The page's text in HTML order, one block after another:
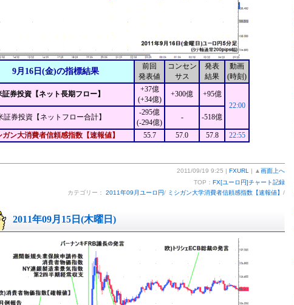
9月16日(金)の指標結果
前回
発表値
コンセン
サス
発表
結果
動画
(時刻)
券投資【ネット長期フロー】
+37億
(+34億)
+300億
+95億
22:00
証券投資【ネットフロー合計】
-295億
(-294億)
- -518億
ガン大消費者信頼感指数【速報値】 55.7 57.0 57.8 22:55
2011/09/19 9:25 | FXURL | ▲ 画面上へ
TOP： FX[ユーロ円]チャート記録
カテゴリー： 2011年09月ユーロ円/ ミシガン大学消費者信頼感指数【速報値】 /
2011年09月15日(木曜日)